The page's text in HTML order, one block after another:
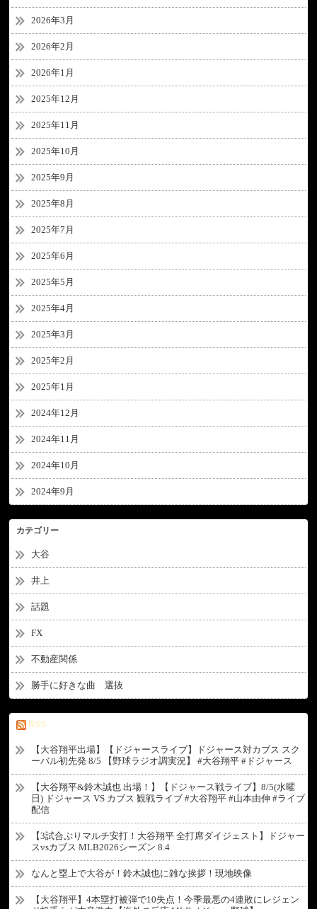
2026年3月
2026年2月
2026年1月
2025年12月
2025年11月
2025年10月
2025年9月
2025年8月
2025年7月
2025年6月
2025年5月
2025年4月
2025年3月
2025年2月
2025年1月
2024年12月
2024年11月
2024年10月
2024年9月
カテゴリー
大谷
井上
話題
FX
不動産関係
勝手に好きな曲 選抜
RSS
【大谷翔平出場】【ドジャースライブ】ドジャース対カブス スク
ーバル初先発 8/5 【野球ラジオ調実況】 #大谷翔平 #ドジャース
【大谷翔平&鈴木誠也 出場！】【ドジャース戦ライブ】8/5(水曜
日) ドジャース VS カブス 観戦ライブ #大谷翔平 #山本由伸 #ライブ
配信
【3試合ぶりマルチ安打！大谷翔平 全打席ダイジェスト】ドジャー
スvsカブス MLB2026シーズン 8.4
なんと塁上で大谷が！鈴木誠也に雑な挨拶！現地映像
【大谷翔平】4本塁打被弾で10失点！今季最悪の4連敗にレジェン